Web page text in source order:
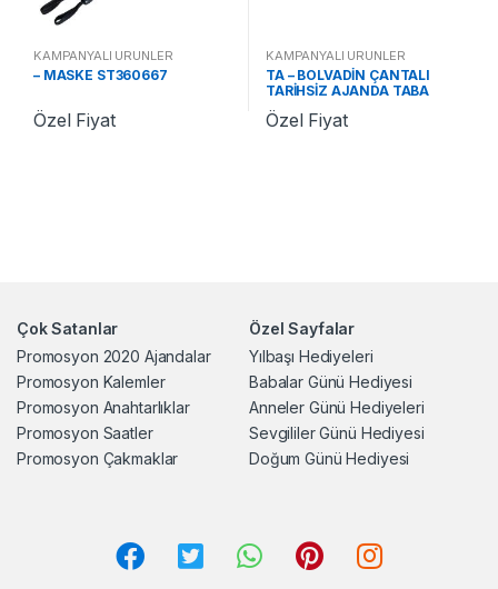
KAMPANYALI ÜRÜNLER
– MASKE ST360667
Özel Fiyat
KAMPANYALI ÜRÜNLER
TA – BOLVADİN ÇANTALI
TARİHSİZ AJANDA TABA
ST370478 TA
Özel Fiyat
Çok Satanlar
Promosyon 2020 Ajandalar
Promosyon Kalemler
Promosyon Anahtarlıklar
Promosyon Saatler
Promosyon Çakmaklar
Özel Sayfalar
Yılbaşı Hediyeleri
Babalar Günü Hediyesi
Anneler Günü Hediyeleri
Sevgililer Günü Hediyesi
Doğum Günü Hediyesi